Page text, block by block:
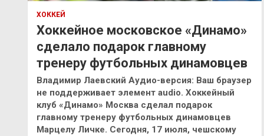
ХОККЕЙ
Хоккейное московское «Динамо»
сделало подарок главному
тренеру футбольных динамовцев
Владимир Лаевский Аудио-версия: Ваш браузер
не поддерживает элемент audio. Хоккейный
клуб «Динамо» Москва сделал подарок
главному тренеру футбольных динамовцев
Марцелу Личке. Сегодня, 17 июля, чешскому